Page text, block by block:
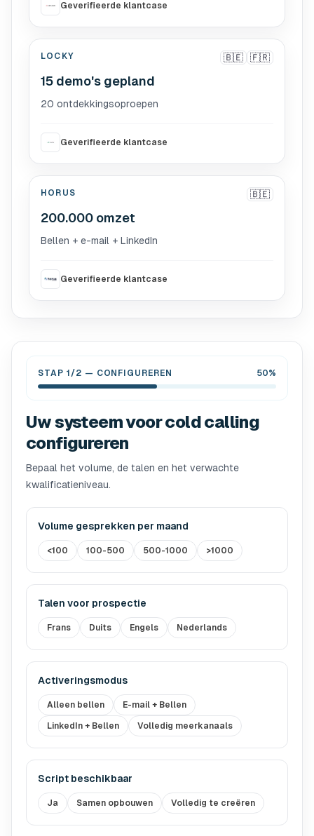
Geverifieerde klantcase
LOCKY 🇧🇪 🇫🇷
15 demo's gepland
20 ontdekkingsoproepen
Geverifieerde klantcase
HORUS 🇧🇪
200.000 omzet
Bellen + e-mail + LinkedIn
Geverifieerde klantcase
STAP 1/2 — CONFIGUREREN 50%
Uw systeem voor cold calling
configureren
Bepaal het volume, de talen en het verwachte
kwalificatieniveau.
Volume gesprekken per maand
<100 100-500 500-1000 >1000
Talen voor prospectie
Frans Duits Engels Nederlands
Activeringsmodus
Alleen bellen E-mail + Bellen
LinkedIn + Bellen Volledig meerkanaals
Script beschikbaar
Ja Samen opbouwen Volledig te creëren